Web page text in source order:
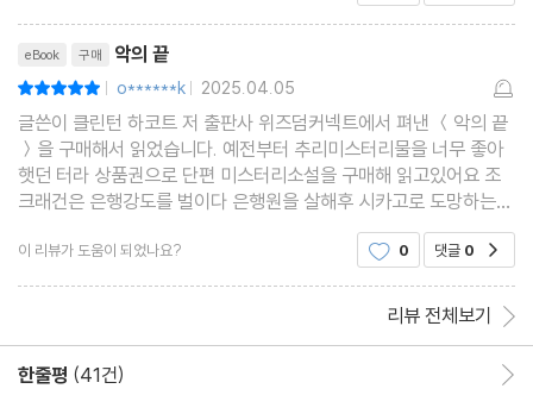
eBook 구매 악의 끝
| o******k | 2025.04.05
글쓴이 클린턴 하코트 저 출판사 위즈덤커넥트에서 펴낸 ＜악의 끝
＞을 구매해서 읽었습니다. 예전부터 추리미스터리물을 너무 좋아
햇던 터라 상품권으로 단편 미스터리소설을 구매해 읽고있어요 조
크래건은 은행강도를 벌이다 은행원을 살해후 시카고로 도망하는
데. 얼마후 뉴욕에 그와 비슷한 인물이 숙박하고 돈많은 가게의 주인
의 정보를 듣고 가게로 향하는데.분량은 짧지만 악의
이 리뷰가 도움이 되었나요? 0 댓글 0
리뷰 전체보기
한줄평 (41건)